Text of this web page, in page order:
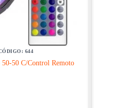
644
50 C/Control Remoto